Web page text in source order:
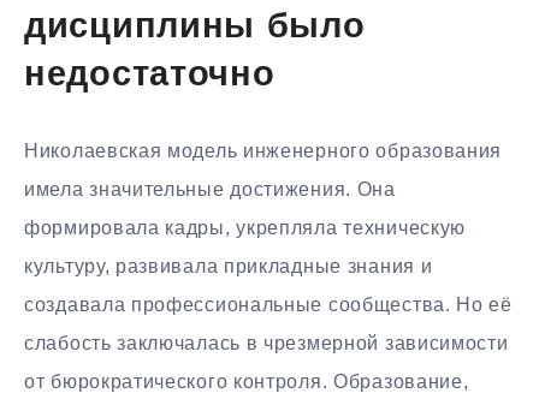
дисциплины было
недостаточно
Николаевская модель инженерного образования
имела значительные достижения. Она
формировала кадры, укрепляла техническую
культуру, развивала прикладные знания и
создавала профессиональные сообщества. Но её
слабость заключалась в чрезмерной зависимости
от бюрократического контроля. Образование,